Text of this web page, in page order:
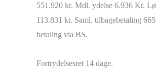
551.920 kr. Mdl. ydelse 6.936 Kr.
113.831 kr. Saml. tilbagebetaling
betaling via BS.
Fortrydelsesret 14 dage.